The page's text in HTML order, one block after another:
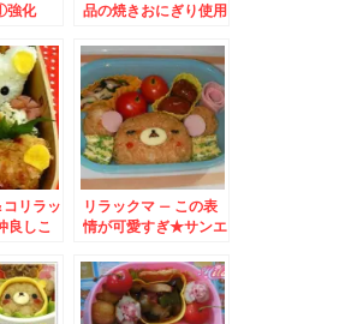
強化
品の焼きおにぎり使用
コリラッ
良しこ
リラックマ – この表
情が可愛すぎ★サンエ
クター